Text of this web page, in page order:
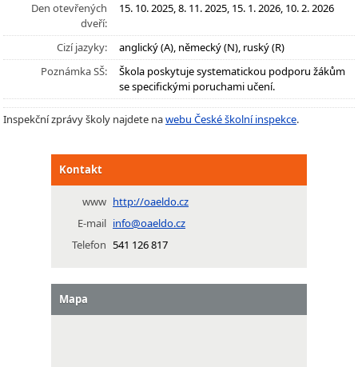
Den otevřených
dveří:
15. 10. 2025, 8. 11. 2025, 15. 1. 2026, 10. 2. 2026
Cizí jazyky:
anglický (A), německý (N), ruský (R)
Poznámka SŠ:
Škola poskytuje systematickou podporu žákům
se specifickými poruchami učení.
Inspekční zprávy školy najdete nawebu České školní inspekce.
Kontakt
www http://oaeldo.cz
E-mail info@oaeldo.cz
Telefon 541 126 817
Mapa